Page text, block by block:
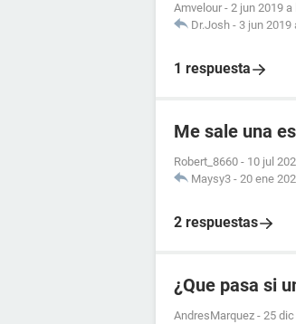
Amvelour - 2 jun 2019 a
Dr.Josh - 3 jun 2019
1 respuesta
Me sale una
Robert_8660 - 10 jul
Maysy3 - 20 ene
2 respuestas
¿Que pasa si
AndresMarquez - 25